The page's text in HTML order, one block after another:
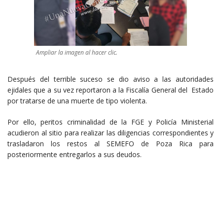
Ampliar la imagen al hacer clic.
Después del terrible suceso se dio aviso a las autoridades
ejidales que a su vez reportaron a la Fiscalía General del Estado
por tratarse de una muerte de tipo violenta.
Por ello, peritos criminalidad de la FGE y Policía Ministerial
acudieron al sitio para realizar las diligencias correspondientes y
trasladaron los restos al SEMEFO de Poza Rica para
posteriormente entregarlos a sus deudos.